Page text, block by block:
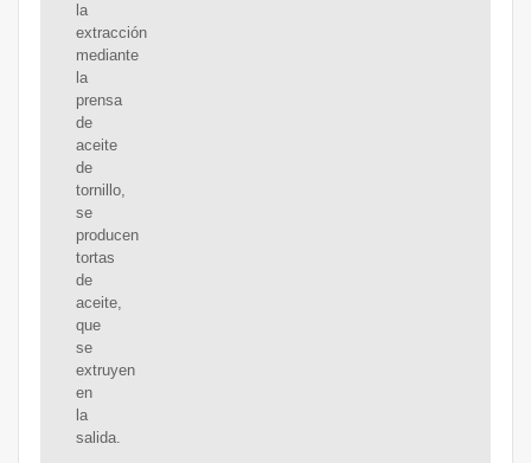
la
extracción
mediante
la
prensa
de
aceite
de
tornillo,
se
producen
tortas
de
aceite,
que
se
extruyen
en
la
salida.